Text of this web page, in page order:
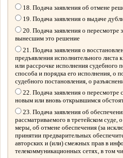
18. Подача заявления об отмене
19. Подача заявления о выдаче
20. Подача заявления о пересмотре
вынесшим это решение
21. Подача заявления о
предъявления исполнительного листа
или рассрочке исполнения судебного
способа и порядка его исполнения, о
судебного постановления, о
22. Подача заявления о пересмотре
новым или вновь открывшимся
23. Подача заявления об
рассматриваемого в третейском суде,
меры, об отмене обеспечения (за
принятии предварительных
авторских и (или) смежных прав в
телекоммуникационных сетях, в том